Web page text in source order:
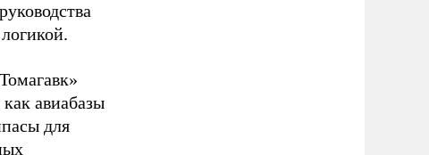
авиабазы
для